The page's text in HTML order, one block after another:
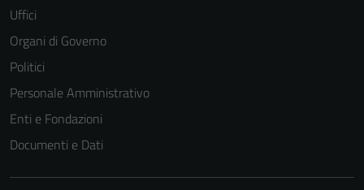
Uffici
Organi di Governo
Politici
Personale Amministrativo
Enti e Fondazioni
Documenti e Dati